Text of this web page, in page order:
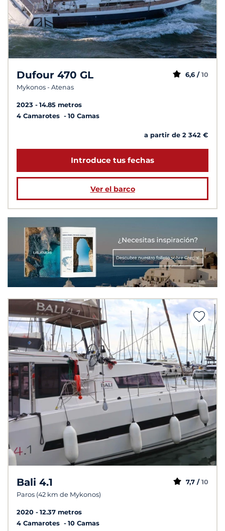
Dufour 470 GL
Mykonos - Atenas
6,6 / 10
2023
14.85 metros
4 Camarotes
10 Camas
a partir de 2 342 €
Introduce tus fechas
Ver el barco
Bali 4.1
Paros (42 km de Mykonos)
7,7 / 10
2020
12.37 metros
4 Camarotes
10 Camas